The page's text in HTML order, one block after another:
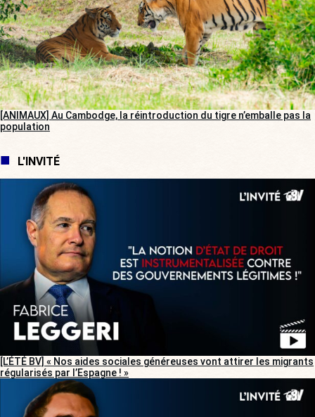
[ANIMAUX] Au Cambodge, la réintroduction du tigre n’emballe pas la
population
L'INVITÉ
[L’ÉTÉ BV] « Nos aides sociales généreuses vont attirer les migrants
régularisés par l’Espagne ! »